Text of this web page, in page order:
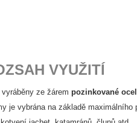
VYUŽITÍ
vyráběny ze žárempozinkované
je vybrána na základě maximálního